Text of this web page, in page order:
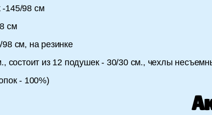
145/98 см
см
см, на резинке
состоит из 12 подушек - 30/30 см., чехлы
- 100%)